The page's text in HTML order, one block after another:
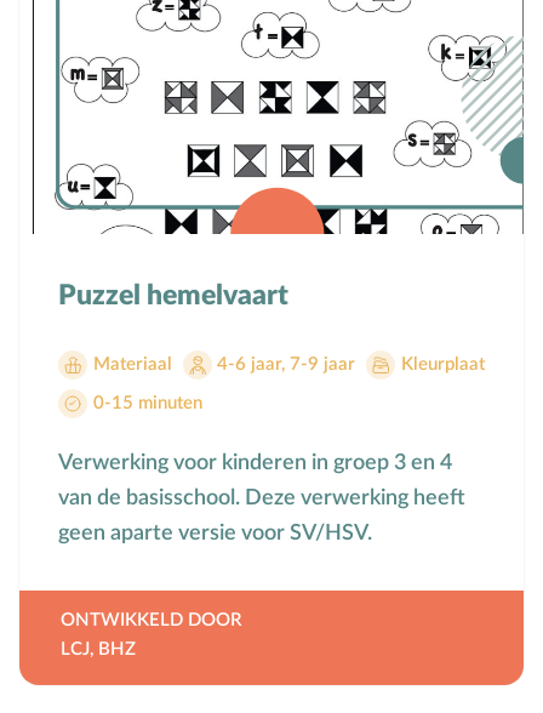
Puzzel hemelvaart
Materiaal 4-6 jaar, 7-9 jaar Kleurplaat
0-15 minuten
Verwerking voor kinderen in groep 3 en 4
van de basisschool. Deze verwerking heeft
geen aparte versie voor SV/HSV.
ONTWIKKELD DOOR
LCJ, BHZ